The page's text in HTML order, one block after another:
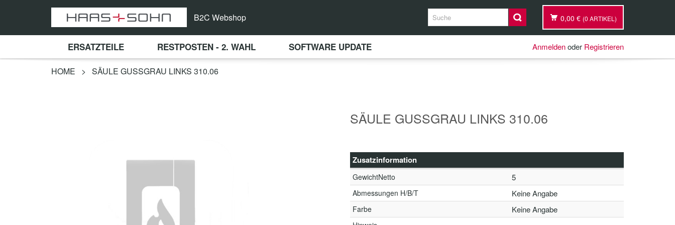
B2C Webshop 0,00 € (0 ARTIKEL)
ERSATZTEILE RESTPOSTEN - 2. WAHL SOFTWARE UPDATE Anmeldenoder Registrieren
HOME > SÄULE GUSSGRAU LINKS 310.06
SÄULE GUSSGRAU LINKS 310.06
Zusatzinformation
GewichtNetto 5
Abmessungen H/B/T Keine Angabe
Farbe Keine Angabe